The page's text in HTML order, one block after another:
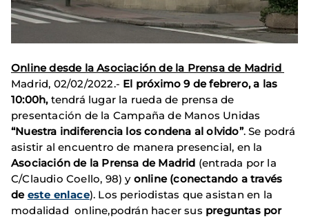
Online desde la Asociación de la Prensa de Madrid
Madrid, 02/02/2022.- El próximo 9 de febrero, a las
10:00h,tendrá lugar la rueda de prensa de
presentación de la Campaña de Manos Unidas
“Nuestra indiferencia los condena al olvido”. Se podrá
asistir al encuentro de manera presencial, en la
Asociación de la Prensa de Madrid (entrada por la
C/Claudio Coello, 98) y online (conectando a través
de este enlace). Los periodistas que asistan en la
modalidad online,podrán hacer sus preguntas por